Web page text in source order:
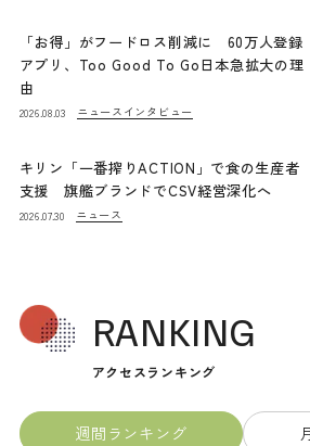
「お得」がフードロス削減に 60万人登録
アプリ、Too Good To Go日本急拡大の理
由
2026.08.03 ニュース インタビュー
キリン「一番搾りACTION」で食の生産者
支援 旗艦ブランドでCSV経営深化へ
2026.07.30 ニュース
RANKING
アクセスランキング
週間ランキング